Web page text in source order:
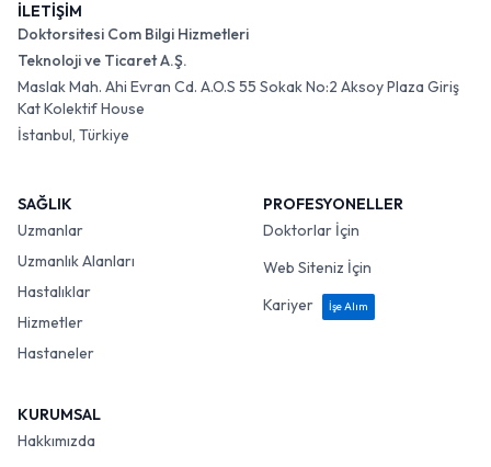
İLETİŞİM
Doktorsitesi Com Bilgi Hizmetleri
Teknoloji ve Ticaret A.Ş.
Maslak Mah. Ahi Evran Cd. A.O.S 55 Sokak No:2 Aksoy Plaza Giriş
Kat Kolektif House
İstanbul, Türkiye
SAĞLIK
Uzmanlar
Uzmanlık Alanları
Hastalıklar
Hizmetler
Hastaneler
PROFESYONELLER
Doktorlar İçin
Web Siteniz İçin
Kariyer
İşe Alım
KURUMSAL
Hakkımızda